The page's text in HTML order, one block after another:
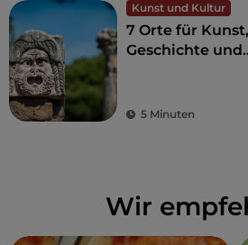
Kunst und Kultur
7 Orte für Kunst,
Geschichte und
5 Minuten
Wir